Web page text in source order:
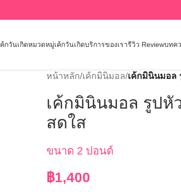
ค้กวันเกิดหมวดหมู่เค้กวันเกิดบริการของเรารีวิว Reviewบทค
หน้าหลัก/เค้กมินิมอล/เค้กมินินมอล
เค้กมินินมอล รูปหั
สดใส
ขนาด 2 ปอนด์
฿1,400